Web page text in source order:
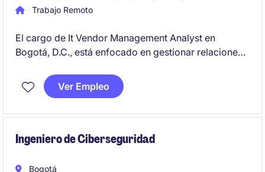
Trabajo Remoto
El cargo de It Vendor Management Analyst en
Bogotá, D.C., está enfocado en gestionar relaciones
cumplimiento de los acuerdos establecidos para
optimizar los servicios tecnológicos de la empresa.
Ver Empleo
Ingeniero de Ciberseguridad
Bogotá